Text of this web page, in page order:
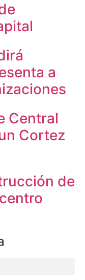
a
Central
Cortez
de